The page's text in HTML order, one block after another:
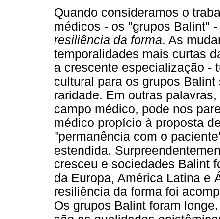
Quando consideramos o
médicos - os "grupos Balint"
resiliência da forma. As
temporalidades mais curtas
a crescente especialização -
cultural para os grupos
raridade. Em outras
campo médico, pode nos
médico propício à proposta
"permanência com o
estendida.
cresceu e sociedades Balint
da Europa, América Latina e
resiliência da forma foi
Os grupos Balint foram